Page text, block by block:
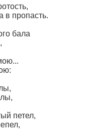
в пропасть.
бала
петел,